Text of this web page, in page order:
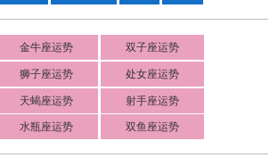
金牛座运势 双子座运势
狮子座运势 处女座运势
天蝎座运势 射手座运势
水瓶座运势 双鱼座运势